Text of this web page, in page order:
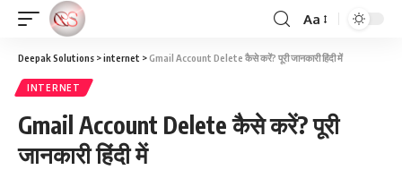
Aa
Deepak Solutions >internet >Gmail Account Delete कैसे करें? पूरी जानकारी हिंदी में
INTERNET
Gmail Account Delete कैसे करें? पूरी
जानकारी हिंदी में